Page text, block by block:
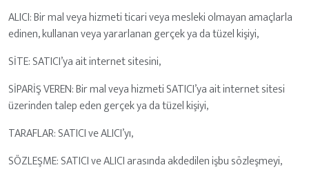
ALICI: Bir mal veya hizmeti ticari veya mesleki olmayan amaçlarla
edinen, kullanan veya yararlanan gerçek ya da tüzel kişiyi,
SİTE: SATICI’ya ait internet sitesini,
SİPARİŞ VEREN: Bir mal veya hizmeti SATICI’ya ait internet sitesi
üzerinden talep eden gerçek ya da tüzel kişiyi,
TARAFLAR: SATICI ve ALICI’yı,
SÖZLEŞME: SATICI ve ALICI arasında akdedilen işbu sözleşmeyi,